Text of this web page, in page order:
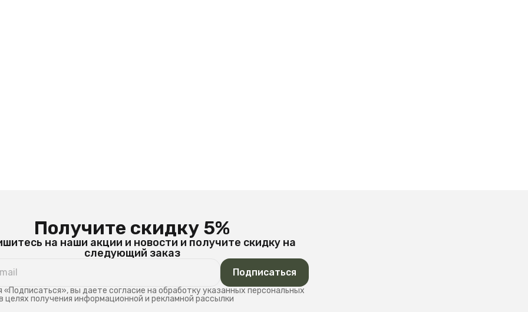
Получите скидку 5%
на наши акции и новости и получите скидку на
следующий заказ
Подписаться
«Подписаться», вы даете согласие на обработку указанных персональных
целях получения информационной и рекламной рассылки